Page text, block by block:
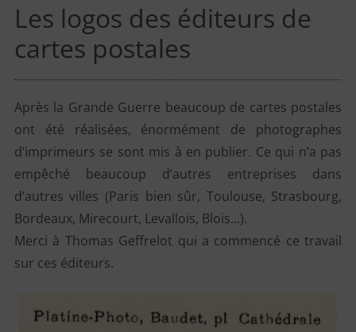
Les logos des éditeurs de
cartes postales
Après la Grande Guerre beaucoup de cartes postales
ont été réalisées, énormément de photographes
d’imprimeurs se sont mis à en publier. Ce qui n’a pas
empêché beaucoup d’autres entreprises dans
d’autres villes (Paris bien sûr, Toulouse, Strasbourg,
Bordeaux, Mirecourt, Levallois, Blois…).
Merci à Thomas Geffrelot qui a commencé ce travail
sur ces éditeurs.